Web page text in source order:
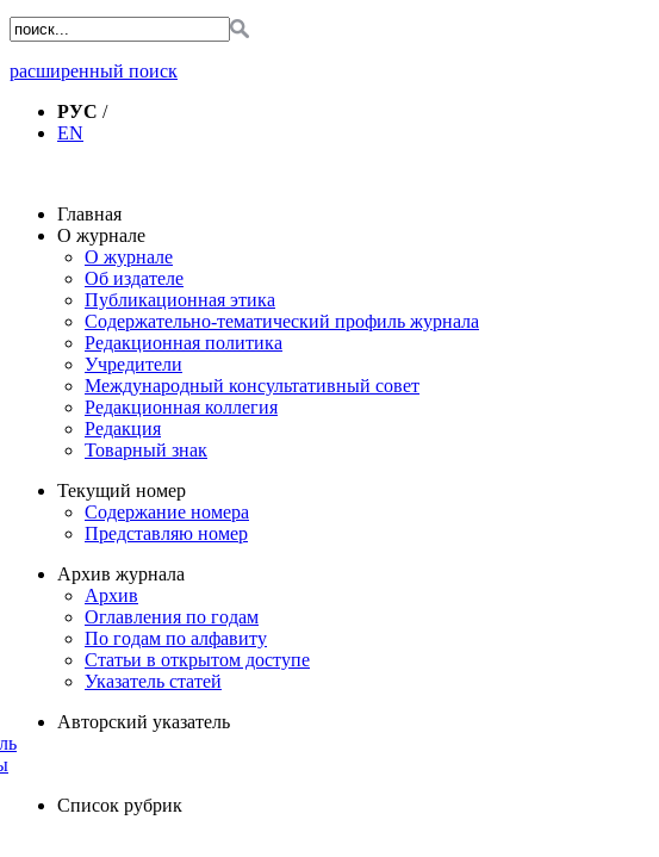
расширенный поиск
РУС /
EN
Главная
О журнале
О журнале
Об издателе
Публикационная этика
Содержательно-тематический профиль журнала
Редакционная политика
Учредители
Международный консультативный совет
Редакционная коллегия
Редакция
Товарный знак
Текущий номер
Содержание номера
Представляю номер
Архив журнала
Архив
Оглавления по годам
По годам по алфавиту
Статьи в открытом доступе
Указатель статей
Авторский указатель
Список рубрик